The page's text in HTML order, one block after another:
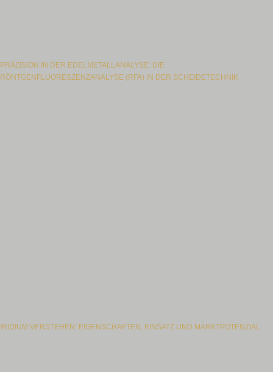
PRÄZISION IN DER EDELMETALLANALYSE: DIE
RÖNTGENFLUORESZENZANALYSE (RFA) IN DER SCHEIDETECHNIK
IRIDIUM VERSTEHEN: EIGENSCHAFTEN, EINSATZ UND MARKTPOTENZIAL